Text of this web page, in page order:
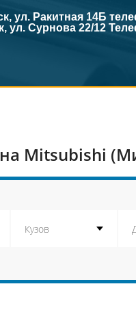
ул. Ракитная 14Б
ул. Сурнова 22/12
Mitsubishi